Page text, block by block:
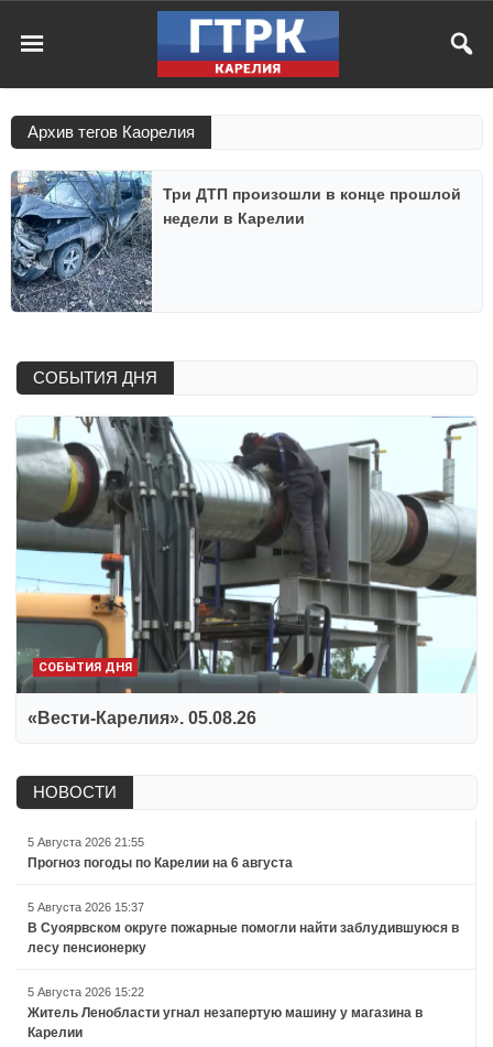
Архив тегов Каорелия
Три ДТП произошли в конце прошлой
недели в Карелии
СОБЫТИЯ ДНЯ
СОБЫТИЯ ДНЯ
«Вести-Карелия». 05.08.26
НОВОСТИ
5 Августа 2026 21:55
Прогноз погоды по Карелии на 6 августа
5 Августа 2026 15:37
В Суоярвском округе пожарные помогли найти заблудившуюся в
лесу пенсионерку
5 Августа 2026 15:22
Житель Ленобласти угнал незапертую машину у магазина в
Карелии